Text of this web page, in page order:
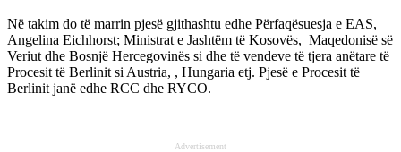
Në takim do të marrin pjesë gjithashtu edhe Përfaqësuesja e EAS,
Angelina Eichhorst; Ministrat e Jashtëm të Kosovës, Maqedonisë së
Veriut dhe Bosnjë Hercegovinës si dhe të vendeve të tjera anëtare të
Procesit të Berlinit si Austria, , Hungaria etj. Pjesë e Procesit të
Berlinit janë edhe RCC dhe RYCO.
Advertisement